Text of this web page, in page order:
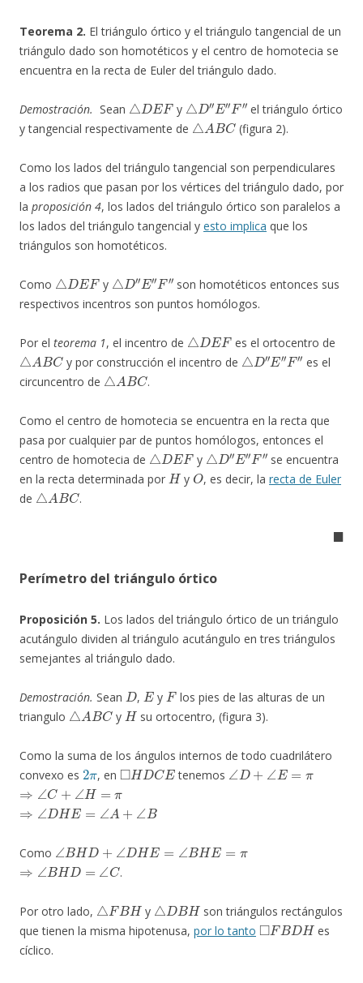
Teorema 2. El triángulo órtico y el triángulo tangencial de un
triángulo dado son homotéticos y el centro de homotecia se
encuentra en la recta de Euler del triángulo dado.
Demostración. Sean
△ DEF
y
△ D″E″F″
el triángulo órtico
y tangencial respectivamente de
△ABC
(figura 2).
Como los lados del triángulo tangencial son perpendiculares
a los radios que pasan por los vértices del triángulo dado, por
la proposición 4, los lados del triángulo órtico son paralelos a
los lados del triángulo tangencial y esto implica que los
triángulos son homotéticos.
Como
△ DEF
y
△ D″E″F″
son homotéticos entonces sus
respectivos incentros son puntos homólogos.
Por el teorema 1, el incentro de
△ DEF
es el ortocentro de
△ABC
y por construcción el incentro de
△D″E″F″
es el
circuncentro de
△ABC
.
Como el centro de homotecia se encuentra en la recta que
pasa por cualquier par de puntos homólogos, entonces el
centro de homotecia de
△DEF
y
△D″E″F″
se encuentra
en la recta determinada por
H
y
O
, es decir, la recta de Euler
de
△ ABC
.
◼
Perímetro del triángulo órtico
Proposición 5. Los lados del triángulo órtico de un triángulo
acutángulo dividen al triángulo acutángulo en tres triángulos
semejantes al triángulo dado.
Demostración. Sean
D
,
E
y
F
los pies de las alturas de un
triangulo
△ABC
y
H
su ortocentro, (figura 3).
Como la suma de los ángulos internos de todo cuadrilátero
convexo es
2π
, en
◻HDCE
tenemos
∠D+∠E=π
⇒∠C+∠H =π
⇒ ∠DHE=∠A ∠B
Como
∠BHD+ DH E=∠ E=π
⇒∠BHD=∠C
.
Por otro lado,
△ FBH
y
△ DBH
son triángulos rectángulos
que tienen la misma hipotenusa, por lo tanto
◻FBDH
es
cíclico.
∠BHD= FD